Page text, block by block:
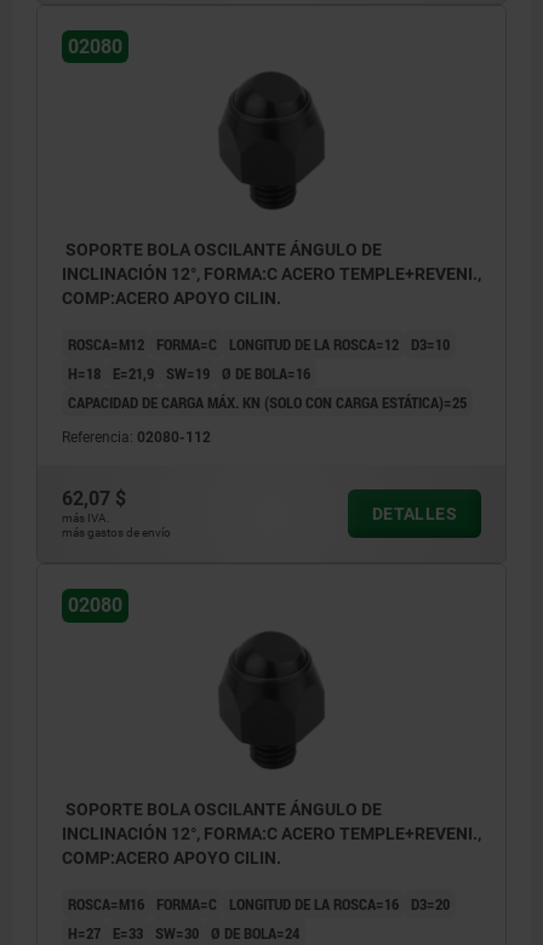
02080
SOPORTE BOLA OSCILANTE ÁNGULO DE
INCLINACIÓN 12°, FORMA:C ACERO TEMPLE+REVENI.,
COMP:ACERO APOYO CILIN.
ROSCA=M12 FORMA=C LONGITUD DE LA ROSCA=12
D3=10
H=18
E=21,9 SW=19
Ø DE BOLA=16
CAPACIDAD DE CARGA MÁX. KN (SOLO CON CARGA ESTÁTICA)=25
Referencia: 02080-112
62,07 $
más IVA.
más gastos de envío
DETALLES
02080
SOPORTE BOLA OSCILANTE ÁNGULO DE
INCLINACIÓN 12°, FORMA:C ACERO TEMPLE+REVENI.,
COMP:ACERO APOYO CILIN.
ROSCA=M16 FORMA=C LONGITUD DE LA ROSCA=16
D3=20
H=27
E=33 SW=30
Ø DE BOLA=24